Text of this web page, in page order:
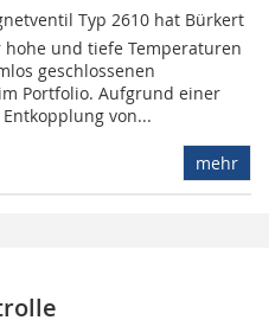
Typ 2610 hat Bürkert
und tiefe Temperaturen
geschlossenen
Portfolio. Aufgrund einer
von...
mehr